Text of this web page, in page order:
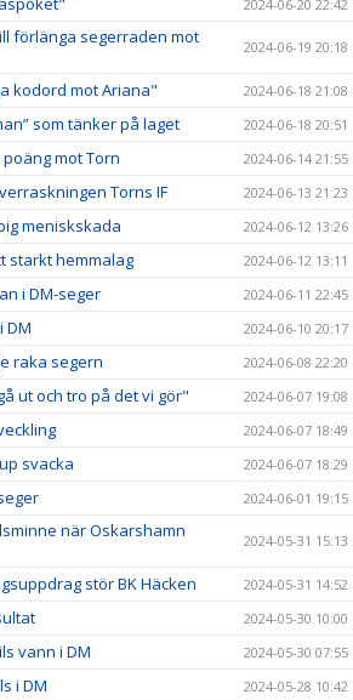
2024-06-20 22:42
förlänga segerraden mot
2024-06-19 20:18
kodord mot Ariana" 2024-06-18 21:08
som tänker på laget 2024-06-18 20:51
mot Torn 2024-06-14 21:55
Torns IF 2024-06-13 21:23
meniskskada 2024-06-12 13:26
starkt hemmalag 2024-06-12 13:11
i DM-seger 2024-06-11 22:45
DM 2024-06-10 20:17
raka segern 2024-06-08 22:20
ut och tro på det vi gör" 2024-06-07 19:08
2024-06-07 18:49
svacka 2024-06-07 18:29
2024-06-01 19:15
när Oskarshamn
2024-05-31 15:13
stör BK Häcken 2024-05-31 14:52
2024-05-30 10:00
vann i DM 2024-05-30 07:55
i DM 2024-05-28 10:42